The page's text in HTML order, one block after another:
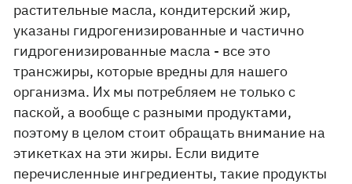
растительные масла, кондитерский жир,
указаны гидрогенизированные и частично
гидрогенизированные масла - все это
трансжиры, которые вредны для нашего
организма. Их мы потребляем не только с
паской, а вообще с разными продуктами,
поэтому в целом стоит обращать внимание на
этикетках на эти жиры. Если видите
перечисленные ингредиенты, такие продукты